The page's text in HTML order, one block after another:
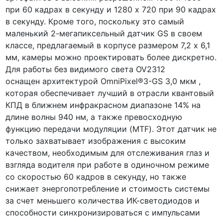
при 60 кадрах в секунду и 1280 x 720 при 90 кадрах
в секунду. Кроме того, поскольку это самый
маленький 2-мегапиксельный датчик GS в своем
классе, предлагаемый в корпусе размером 7,2 x 6,1
мм, камеры можно проектировать более дискретно.
Для работы без видимого света OV2312
оснащен архитектурой OmniPixel®3-GS 3,0 мкм ,
которая обеспечивает лучший в отрасли квантовый
КПД в ближнем инфракрасном диапазоне 14% на
длине волны 940 нм, а также превосходную
функцию передачи модуляции (MTF). Этот датчик не
только захватывает изображения с высоким
качеством, необходимым для отслеживания глаз и
взгляда водителя при работе в одиночном режиме
со скоростью 60 кадров в секунду, но также
снижает энергопотребление и стоимость системы
за счет меньшего количества ИК-светодиодов и
способности синхронизироваться с импульсами